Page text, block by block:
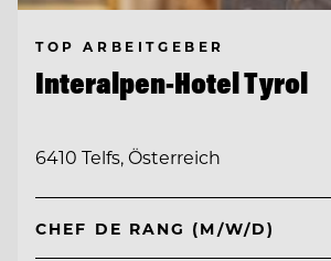
TOP ARBEITGEBER
Interalpen-Hotel Tyrol
6410 Telfs, Österreich
CHEF DE RANG (M/W/D)